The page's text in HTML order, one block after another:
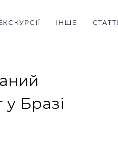
ІНШЕ СТАТТІ
Бразі